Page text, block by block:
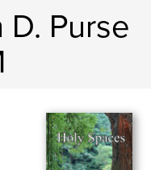
Purse